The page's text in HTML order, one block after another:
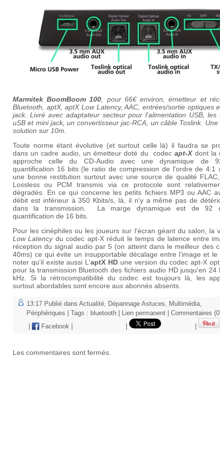
Marmitek BoomBoom 100, pour 66€ environ, émetteur et
Bluetooth, aptX, aptX Low Latency, AAC, entrées/sortie optiques
jack. Livré avec adaptateur secteur pour l'alimentation USB, les
uSB et mini jack, un convertisseur jac-RCA, un câble Toslink. Une
solution sur 10m.
Toute norme étant évolutive (et surtout celle là) il faudra se
dans un cadre audio, un émetteur doté du codecapt-Xdont la
approche celle du CD-Audio avec une dynamique de
quantification 16 bits (le ratio de compression de l'ordre de 4:1
une bonne restitution surtout avec une source de qualité
Lossless ou PCM transmis via ce protocole sont
dégradés. En ce qui concerne les petits fichiers MP3 ou AAC
débit est inférieur à 350 Kbits/s, là, il n'y a même pas de
dans la transmission. La marge dynamique est de 92
quantification de 16 bits.
Pour les cinéphiles ou les joueurs sur l'écran géant du salon, la
Low Latencydu codec apt-X réduit le temps de latence entre
réception du signal audio par 5 (on atteint dans le meilleur des
40ms) ce qui évite un insupportable décalage entre l'image et le
noter qu'il existe aussi L'aptX HD une version du codec apt-X
pour la transmission Bluetooth des fichiers audio HD jusqu'en 24
kHz. Si la rétrocompatibilité du codec est toujours là, les
surtout abordables sont encore aux abonnés absents.
13:17 Publié dans Actualité, Dépannage Astuces, Multimédia,
Périphériques | Tags : bluetooth Lien permanent
Commentaires
Facebook
Les commentaires sont fermés.